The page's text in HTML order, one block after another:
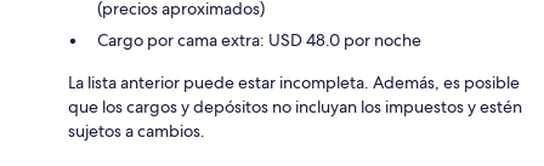
(precios aproximados)
Cargo por cama extra: USD 48.0 por noche
La lista anterior puede estar incompleta. Además, es posible
que los cargos y depósitos no incluyan los impuestos y estén
sujetos a cambios.